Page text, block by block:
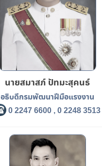
นายสมาสภ์ ปัทมะสุคนธ์
อธิบดีกรมพัฒนาฝีมือแรงงาน
0 2247 6600 , 0 2248 3513